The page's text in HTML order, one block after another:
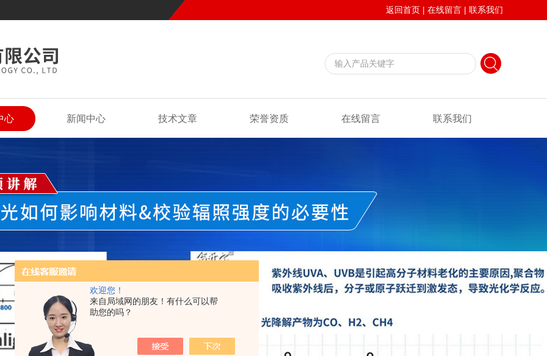
欢迎您！
来自局域网的朋友！有什么可以帮
助您的吗？
返回首页 | 在线留言 | 联系我们
心 新闻中心 技术文章 荣誉资质 在线留言 联系我们